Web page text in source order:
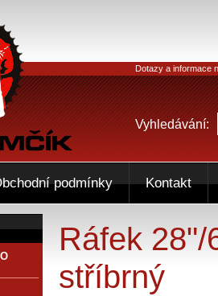
Ráfek
stříbrný
Dotazy a informace
Vyhledávání:
podmínky Kontakt